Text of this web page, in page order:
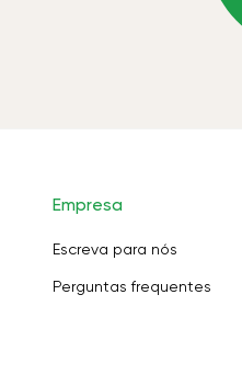
Empresa
Escreva para nós
Perguntas frequentes